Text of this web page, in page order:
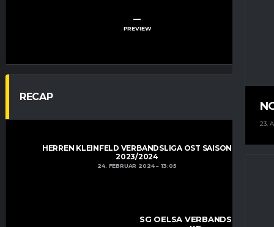
23.
–
PREVIEW
RECAP
HERREN KLEINFELD VERBANDSLIGA OST SAISON
2023/2024
24. FEBRUAR 2024 13:05
SG OELSA VERBANDSLIGA